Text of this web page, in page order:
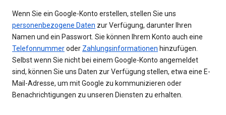
Wenn Sie ein Google-Konto erstellen, stellen Sie uns
personenbezogene Daten zur Verfügung, darunter Ihren
Namen und ein Passwort. Sie können Ihrem Konto auch eine
Telefonnummeroder Zahlungsinformationen hinzufügen.
Selbst wenn Sie nicht bei einem Google-Konto angemeldet
sind, können Sie uns Daten zur Verfügung stellen, etwa eine E-
Mail-Adresse, um mit Google zu kommunizieren oder
Benachrichtigungen zu unseren Diensten zu erhalten.